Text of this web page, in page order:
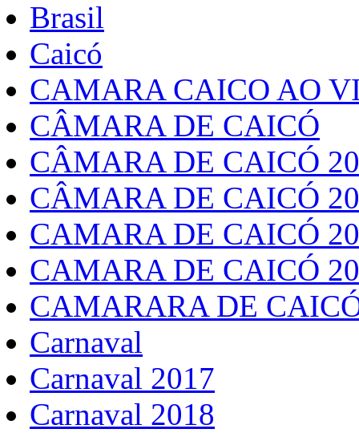
Brasil
Caicó
CAMARA CAICO AO
CÂMARA DE CAICÓ
CÂMARA DE CAICÓ
CÂMARA DE CAICÓ
CAMARA DE CAICÓ
CAMARA DE CAICÓ
CAMARARA DE
Carnaval
Carnaval 2017
Carnaval 2018